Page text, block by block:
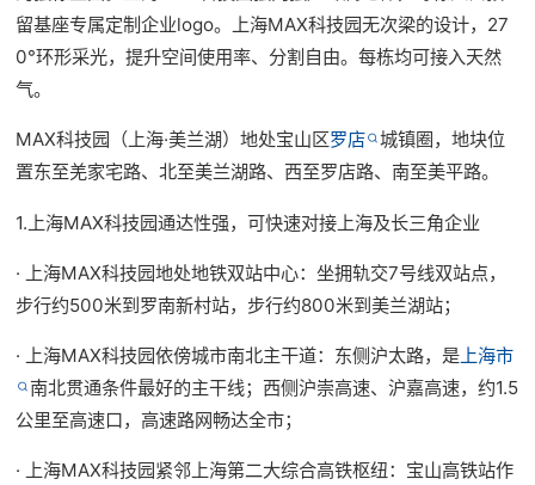
留基座专属定制企业logo。上海MAX科技园无次梁的设计，27
0°环形采光，提升空间使用率、分割自由。每栋均可接入天然
气。
MAX科技园（上海·美兰湖）地处宝山区罗店
城镇圈，地块位
置东至羌家宅路、北至美兰湖路、西至罗店路、南至美平路。
1.上海MAX科技园通达性强，可快速对接上海及长三角企业
· 上海MAX科技园地处地铁双站中心：坐拥轨交7号线双站点，
步行约500米到罗南新村站，步行约800米到美兰湖站；
· 上海MAX科技园依傍城市南北主干道：东侧沪太路，是上海市
南北贯通条件最好的主干线；西侧沪崇高速、沪嘉高速，约1.5
公里至高速口，高速路网畅达全市；
· 上海MAX科技园紧邻上海第二大综合高铁枢纽：宝山高铁站作